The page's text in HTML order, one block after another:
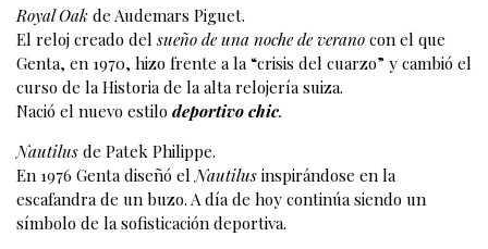
Royal Oak de Audemars Piguet.
El reloj creado delsueño de una noche de verano con el que
Genta, en 1970, hizo frente a la “crisis del cuarzo” y cambió el
curso de la Historia de la alta relojería suiza.
Nació el nuevo estilo deportivo chic.
Nautilus de Patek Philippe.
En 1976 Genta diseñó el Nautilus inspirándose en la
escafandra de un buzo. A día de hoy continúa siendo un
símbolo de la sofisticación deportiva.